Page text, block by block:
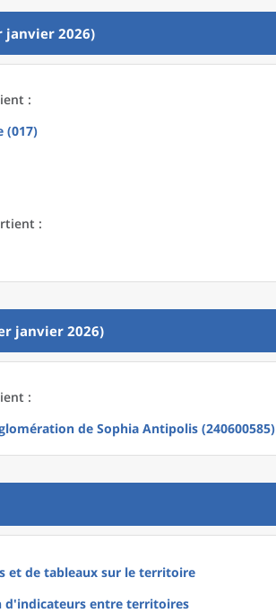
janvier 2026)
:
(017)
:
janvier 2026)
:
de Sophia Antipolis (240600585)
et de tableaux sur le territoire
d'indicateurs entre territoires